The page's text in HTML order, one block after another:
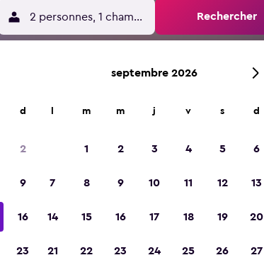
2 personnes, 1 chambre Rechercher
d
2
9
16
23
septembre 2026
m m j v s d
1 2 3 4 5 6
7 8 9 10 11 12 13
14 15 16 17 18 19 20
21 22 23 24 25 26 27